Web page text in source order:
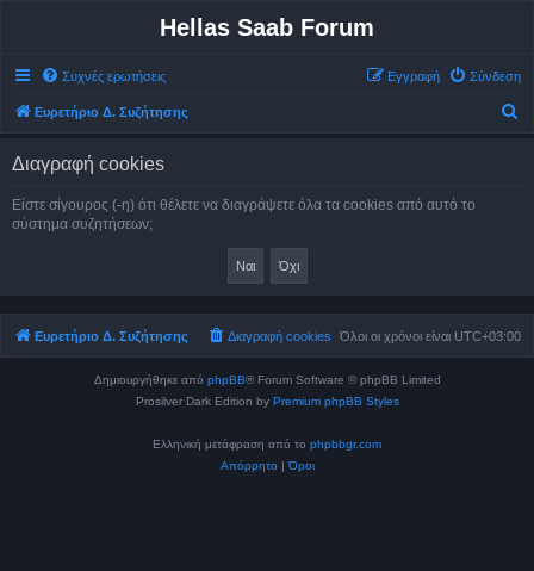
Hellas Saab Forum
Συχνές ερωτήσεις Σύνδεση
Εγγραφή
Ευρετήριο Δ. Συζήτησης
σ
η
Διαγραφή cookies
Είστε σίγουρος (-η) ότι θέλετε να διαγράψετε όλα τα cookies από αυτό το
σύστημα συζητήσεων;
Ευρετήριο Δ. Συζήτησης Όλοι οι χρόνοι είναι UTC+03:00
Διαγραφή cookies
Δημιουργήθηκε από phpBB® Forum Software © phpBB Limited
Prosilver Dark Edition by Premium phpBB Styles
Ελληνική μετάφραση από το phpbbgr.com
Απόρρητο |Όροι